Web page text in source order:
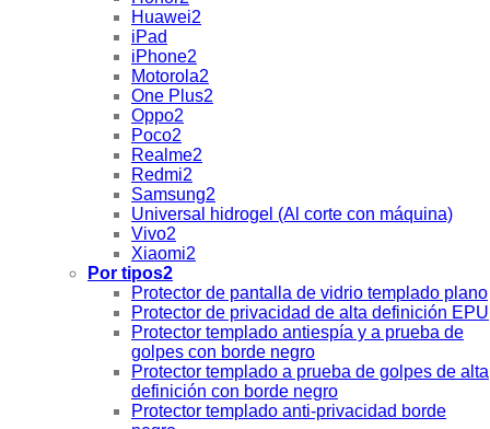
Huawei2
iPad
iPhone2
Motorola2
One Plus2
Oppo2
Poco2
Realme2
Redmi2
Samsung2
Universal hidrogel (Al corte con máquina)
Vivo2
Xiaomi2
Por tipos2
Protector de pantalla de vidrio templado plano
Protector de privacidad de alta definición EPU
Protector templado antiespía y a prueba de
golpes con borde negro
Protector templado a prueba de golpes de alta
definición con borde negro
Protector templado anti-privacidad borde